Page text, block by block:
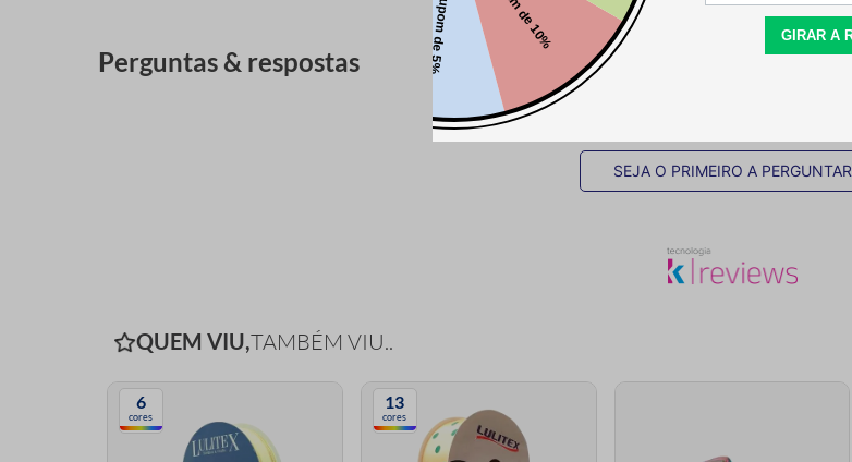
Perguntas & respostas
SEJA O PRIMEIRO A PERGUNTAR
QUEM VIU,TAMBÉM VIU..
6
cores
13
cores